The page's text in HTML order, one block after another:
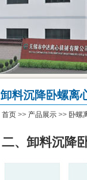
卸料沉降卧螺离
首页 >> 产品展示 >> 卧螺
二、卸料沉降